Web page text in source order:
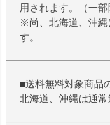
用されます。（一部
※尚、北海道、沖縄
す。
■送料無料対象商品
北海道、沖縄は通常